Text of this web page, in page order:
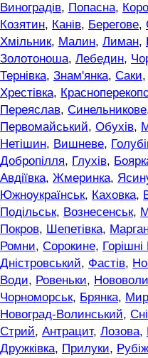
Виноградів, Попасна,
Козятин, Канів, Берегове,
Хмільник, Малин, Лиман,
Золотоноша, Лебедин,
Тернівка, Знам'янка, Саки,
Хрестівка,
Переяслав, Синельникове
Первомайський, Обухів,
Нетішин, Вишневе,
Добропілля, Глухів,
Авдіївка, Жмеринка,
Южноукраїнськ, Каховка,
Подільськ, Вознесенськ,
Покров, Шепетівка,
Ромни, Сорокине,
Дністровський, Фастів,
Води, Ровеньки,
Чорноморськ, Брянка,
Новоград-Волинський,
Стрий, Антрацит, Лозова,
Дружківка, Прилуки,